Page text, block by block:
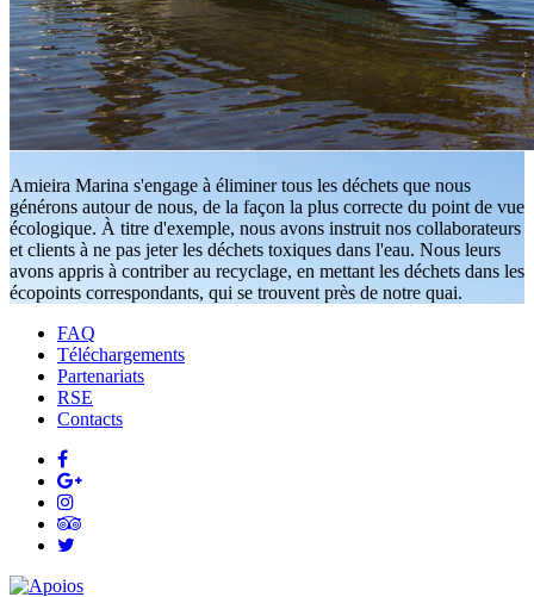
Amieira Marina s'engage à éliminer tous les déchets que nous
générons autour de nous, de la façon la plus correcte du point de vue
écologique. À titre d'exemple, nous avons instruit nos collaborateurs
et clients à ne pas jeter les déchets toxiques dans l'eau. Nous leurs
avons appris à contriber au recyclage, en mettant les déchets dans les
écopoints correspondants, qui se trouvent près de notre quai.
FAQ
Téléchargements
Partenariats
RSE
Contacts